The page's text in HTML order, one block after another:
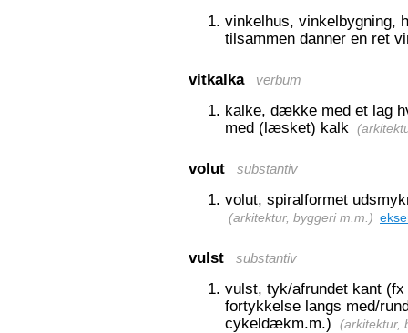
vinkelhus, vinkelbygning,
tilsammen danner en ret
vitkalka verbum
kalke, dække med et lag
med (læsket) kalk (
volut substantiv
volut, spiralformet
(arkitektur, byggeri m.m. )
vulst substantiv
vulst, tyk/afrundet kant
fortykkelse langs med/
cykeldækm.m.)
(arkitektur,